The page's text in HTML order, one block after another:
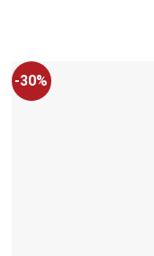
-30%